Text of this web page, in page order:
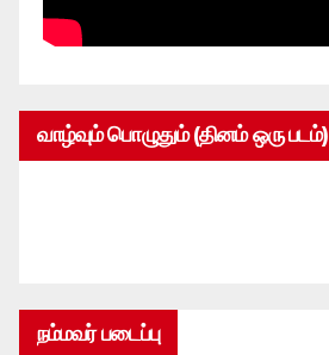
வாழ்வும் பொழுதும் (தினம் ஒரு படம்)
நம்மவர் படைப்பு